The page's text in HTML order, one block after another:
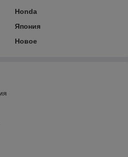
Honda
Япония
Новое